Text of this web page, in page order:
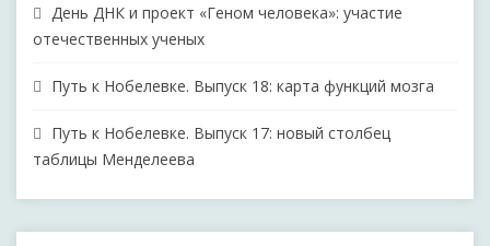
День ДНК и проект «Геном человека»: участие
отечественных ученых
Путь к Нобелевке. Выпуск 18: карта функций мозга
Путь к Нобелевке. Выпуск 17: новый столбец
таблицы Менделеева